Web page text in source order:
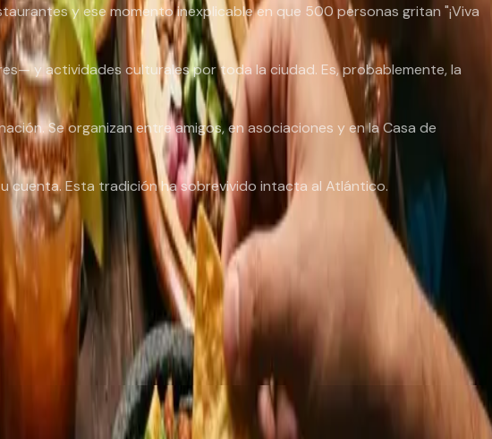
y ese momento inexplicable en que 500 personas gritan "¡Viva
y actividades culturales por toda la ciudad. Es, probablemente, la
Se organizan entre amigos, en asociaciones y en la Casa de
cuenta. Esta tradición ha sobrevivido intacta al Atlántico.
de cocina, conciertos, mercadito y una agenda cultural constante. Es
sin decir una palabra.
resuelve desde "¿dónde consigo chiles en nogada